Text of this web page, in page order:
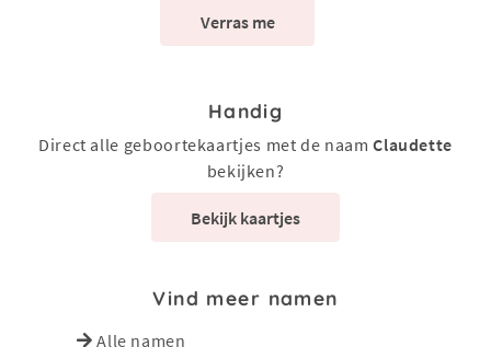
Verras me
Handig
Direct alle geboortekaartjes met de naamClaudette
bekijken?
Bekijk kaartjes
Vind meer namen
Alle namen